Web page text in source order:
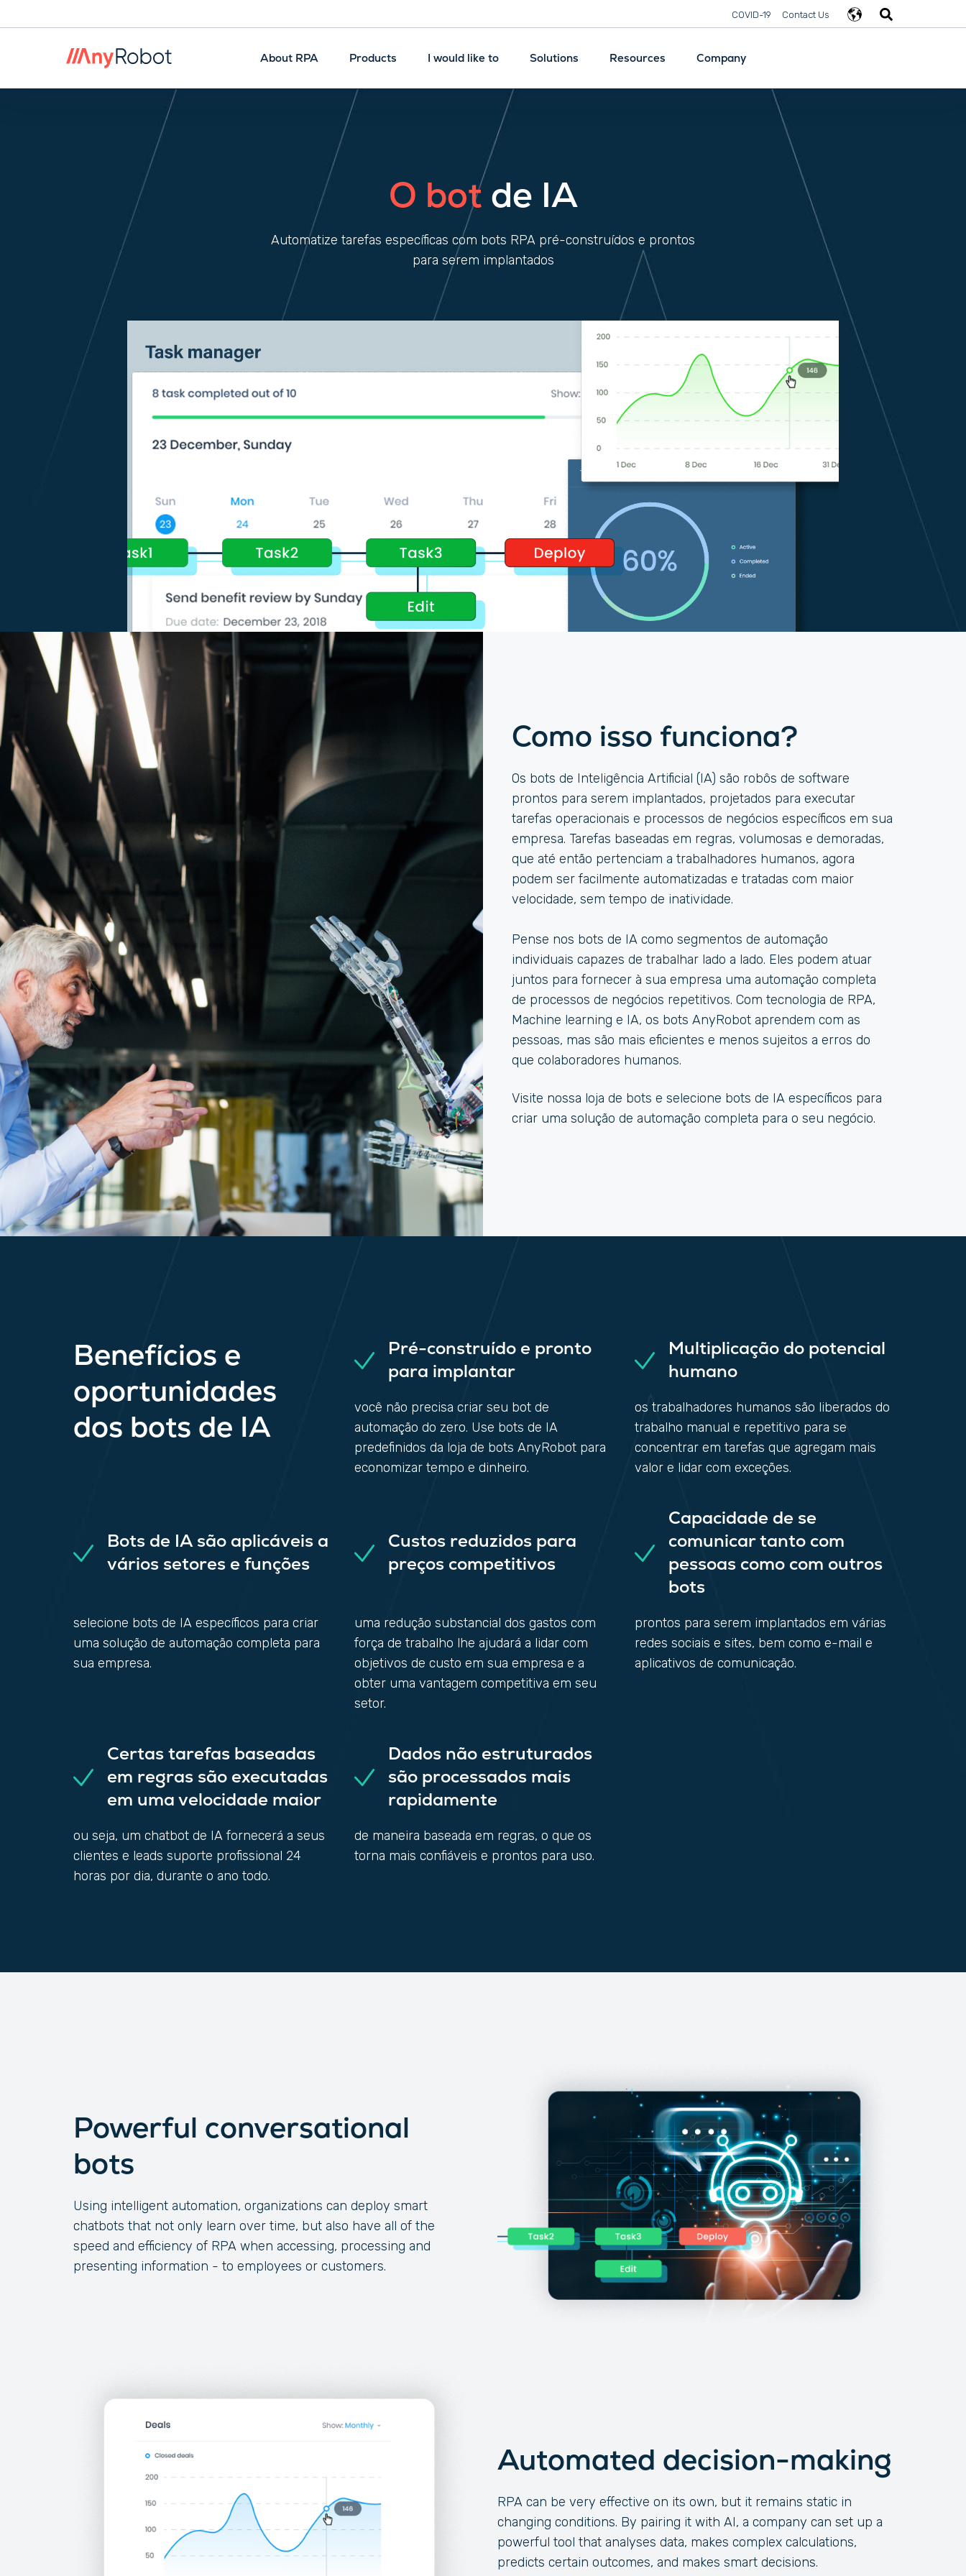
COVID-19 Contact Us
About RPA Products I would like to Solutions Resources Company
O botde IA
Automatize tarefas específicas com bots RPA pré-construídos e prontos
para serem implantados
Como isso funciona?
Os bots de Inteligência Artificial (IA) são robôs de software
prontos para serem implantados, projetados para executar
tarefas operacionais e processos de negócios específicos em sua
empresa. Tarefas baseadas em regras, volumosas e demoradas,
que até então pertenciam a trabalhadores humanos, agora
podem ser facilmente automatizadas e tratadas com maior
velocidade, sem tempo de inatividade.
Pense nos bots de IA como segmentos de automação
individuais capazes de trabalhar lado a lado. Eles podem atuar
juntos para fornecer à sua empresa uma automação completa
de processos de negócios repetitivos. Com tecnologia de RPA,
Machine learning e IA, os bots AnyRobot aprendem com as
pessoas, mas são mais eficientes e menos sujeitos a erros do
que colaboradores humanos.
Visite nossa loja de bots e selecione bots de IA específicos para
criar uma solução de automação completa para o seu negócio.
Benefícios e
oportunidades
dos bots de IA
Pré-construído e pronto
para implantar
você não precisa criar seu bot de
automação do zero. Use bots de IA
predefinidos da loja de bots AnyRobot para
economizar tempo e dinheiro.
Multiplicação do potencial
humano
os trabalhadores humanos são liberados do
trabalho manual e repetitivo para se
concentrar em tarefas que agregam mais
valor e lidar com exceções.
Bots de IA são aplicáveis a
vários setores e funções
selecione bots de IA específicos para criar
uma solução de automação completa para
sua empresa.
Custos reduzidos para
preços competitivos
uma redução substancial dos gastos com
força de trabalho lhe ajudará a lidar com
objetivos de custo em sua empresa e a
obter uma vantagem competitiva em seu
setor.
Capacidade de se
comunicar tanto com
pessoas como com outros
bots
prontos para serem implantados em várias
redes sociais e sites, bem como e-mail e
aplicativos de comunicação.
Certas tarefas baseadas
em regras são executadas
em uma velocidade maior
ou seja, um chatbot de IA fornecerá a seus
clientes e leads suporte profissional 24
horas por dia, durante o ano todo.
Dados não estruturados
são processados mais
rapidamente
de maneira baseada em regras, o que os
torna mais confiáveis e prontos para uso.
Powerful conversational
bots
Using intelligent automation, organizations can deploy smart
chatbots that not only learn over time, but also have all of the
speed and efficiency of RPA when accessing, processing and
presenting information - to employees or customers.
Automated decision-making
RPA can be very effective on its own, but it remains static in
changing conditions. By pairing it with AI, a company can set up a
powerful tool that analyses data, makes complex calculations,
predicts certain outcomes, and makes smart decisions.